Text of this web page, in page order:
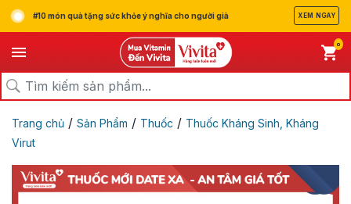
#10 món quà tặng sức khỏe ý nghĩa cho người già XEM NGAY
0
Trang chủ / Sản Phẩm / Thuốc / Thuốc Kháng Sinh, Kháng
Virut